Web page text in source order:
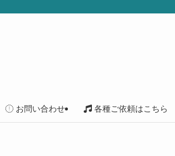
お問い合わせ 各種ご依頼はこちら